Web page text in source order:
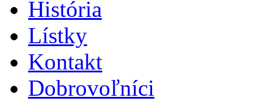
História
Lístky
Kontakt
Dobrovoľníci